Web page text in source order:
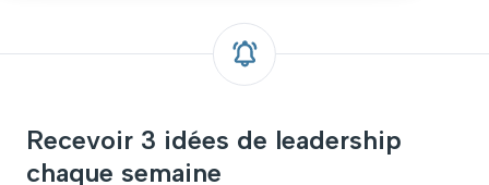
Recevoir 3 idées de leadership
chaque semaine